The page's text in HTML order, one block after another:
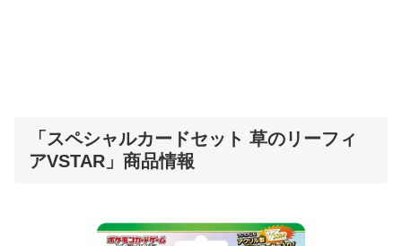
「スペシャルカードセット 草のリーフィ
アVSTAR」商品情報